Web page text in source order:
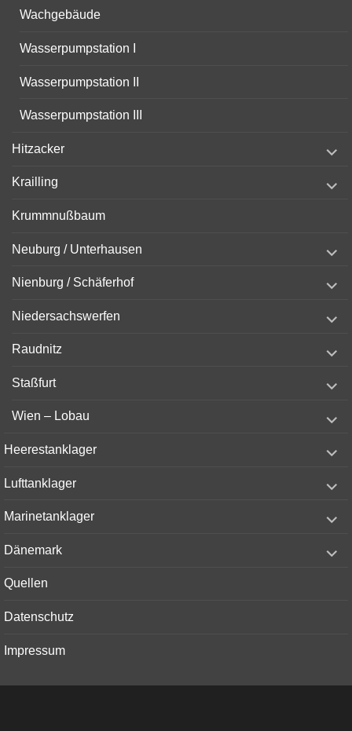
Wachgebäude
Wasserpumpstation I
Wasserpumpstation II
Wasserpumpstation III
Hitzacker
child
Krailling
child
Krummnußbaum
Neuburg / Unterhausen
child
Nienburg / Schäferhof
child
Niedersachswerfen
child
Raudnitz
child
Staßfurt
child
Wien – Lobau
child
Heerestanklager
child
Lufttanklager
child
Marinetanklager
child
Dänemark
child
Quellen
Datenschutz
Impressum